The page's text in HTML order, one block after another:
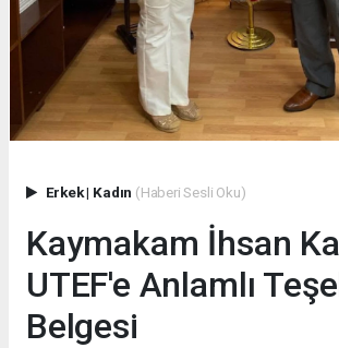
Erkek| Kadın (Haberi Sesli Oku)
Kaymakam İhsan
UTEF'e Anlamlı
Belgesi